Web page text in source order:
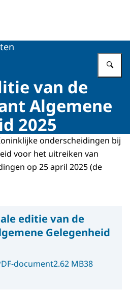
van de
Algemene
2025
onderscheidingen bij
voor het uitreiken van
op 25 april 2025 (de
editie van de
Gelegenheid
document2.62 MB38